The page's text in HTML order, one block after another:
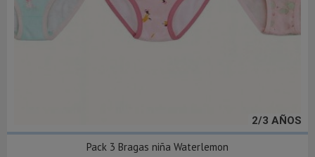
2/3 AÑOS
Pack 3 Bragas niña Waterlemon